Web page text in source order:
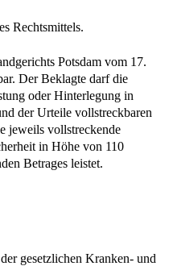
Rechtsmittels.
Potsdam vom 17.
Der Beklagte darf die
oder Hinterlegung in
der Urteile vollstreckbaren
jeweils vollstreckende
in Höhe von 110
Betrages leistet.
gesetzlichen Kranken- und